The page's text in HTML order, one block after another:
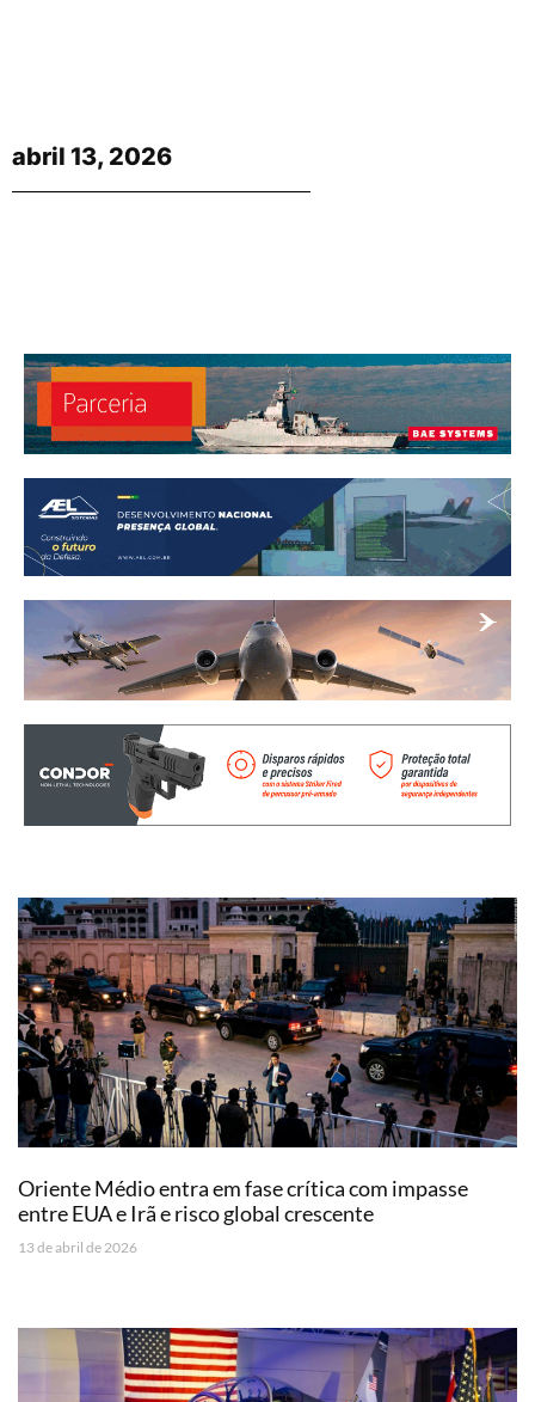
abril 13, 2026
Oriente Médio entra em fase crítica com impasse
entre EUA e Irã e risco global crescente
13 de abril de 2026